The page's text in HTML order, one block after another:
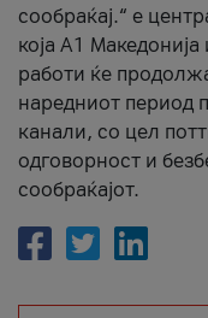
сообраќај.“ е
која A1
работи ќе
наредниот период
канали, со цел
одговорност и
сообраќајот.